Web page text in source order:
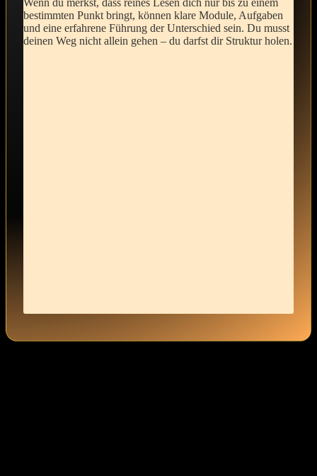
bestimmten Punkt bringt, können⁣ klare‌ Module, Aufgaben
und ‍eine erfahrene Führung der ​Unterschied sein.⁤ Du ⁢musst
deinen​ Weg nicht allein ‍gehen⁤ – du⁤ darfst ​dir ‌Struktur holen.